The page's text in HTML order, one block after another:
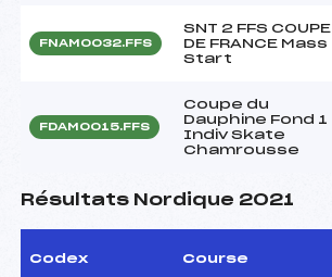
FNAM0032.FFS
SNT 2 FFS COUPE
DE FRANCE Mass
Start
FDAM0015.FFS
Coupe du
Dauphine Fond 1
Indiv Skate
Chamrousse
Résultats Nordique 2021
Codex Course